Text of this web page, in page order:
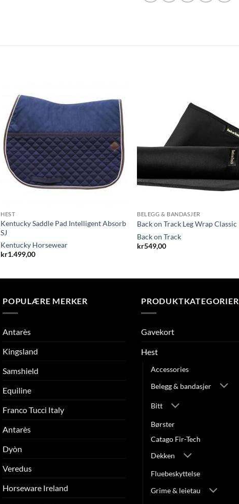
HEST
Kentucky Saddle Pad Intelligent Absorb
SJ
Kentucky Horsewear
kr1.499,00
BELEGG & BANDASJER
Back on Track Leg Wrap Classic
Back on Track
kr549,00
POPULÆRE MERKER
Antarès
Kingsland
Samshield
Equiline
Franco Tucci Italy
Antarès
Dyòn
Veredus
Horseware Ireland
PRODUKTKATEGORIER
Gavekort
Hest
Accessories
Belegg & bandasjer
Bitt
Børster
Catago Fir-Tech
Dekken
Fluebeskyttelse
Grime & leietau